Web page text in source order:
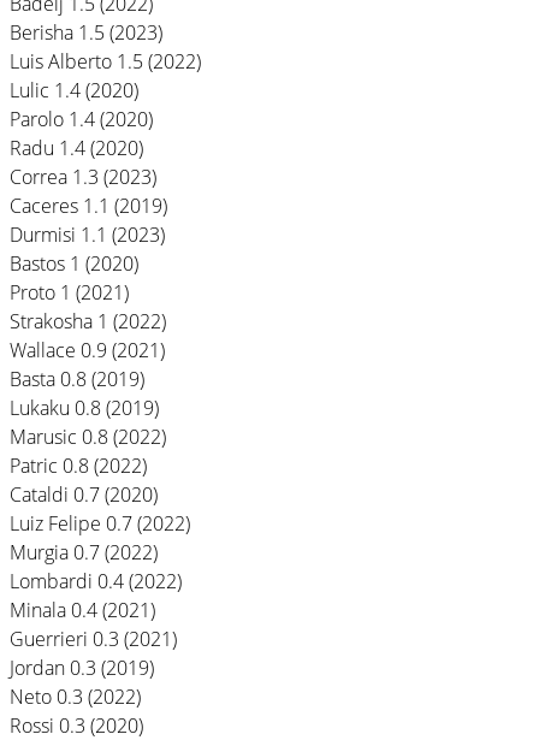
Berisha 1.5 (2023)
Luis Alberto 1.5 (2022)
Lulic 1.4 (2020)
Parolo 1.4 (2020)
Radu 1.4 (2020)
Correa 1.3 (2023)
Caceres 1.1 (2019)
Durmisi 1.1 (2023)
Bastos 1 (2020)
Proto 1 (2021)
Strakosha 1 (2022)
Wallace 0.9 (2021)
Basta 0.8 (2019)
Lukaku 0.8 (2019)
Marusic 0.8 (2022)
Patric 0.8 (2022)
Cataldi 0.7 (2020)
Luiz Felipe 0.7 (2022)
Murgia 0.7 (2022)
Lombardi 0.4 (2022)
Minala 0.4 (2021)
Guerrieri 0.3 (2021)
Jordan 0.3 (2019)
Neto 0.3 (2022)
Rossi 0.3 (2020)